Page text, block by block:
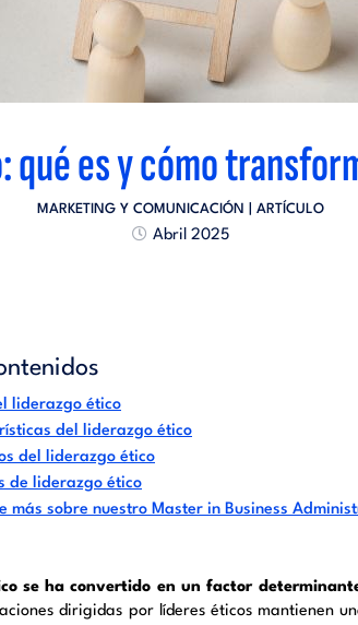
qué es y cómo
MARKETING Y COMUNICACIÓN | ARTÍCULO
Abril 2025
liderazgo ético
del liderazgo ético
del liderazgo ético
de liderazgo ético
más sobre nuestro Master in Business
se ha convertido en un factor
dirigidas por líderes éticos mantienen